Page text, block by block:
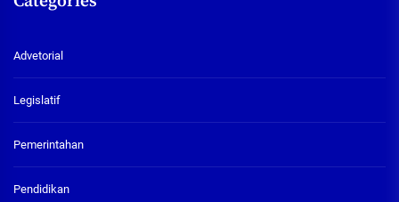
Advetorial
Legislatif
Pemerintahan
Pendidikan